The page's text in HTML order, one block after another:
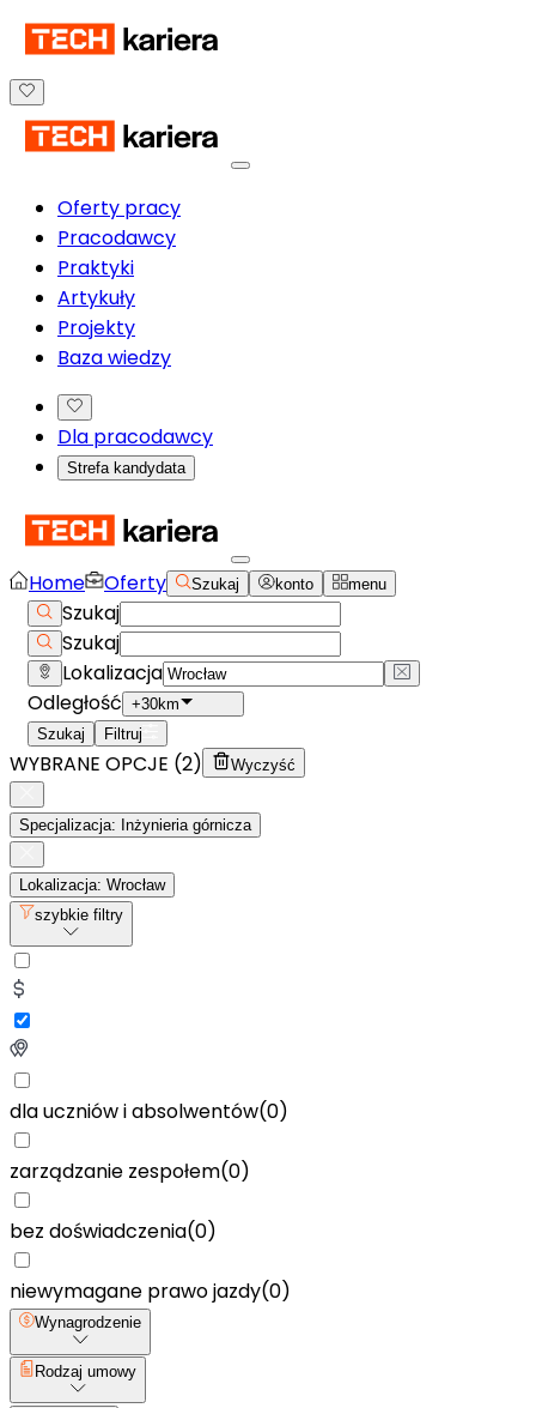
Oferty pracy
Pracodawcy
Praktyki
Artykuły
Projekty
Baza wiedzy
Dla pracodawcy
Strefa kandydata
Home Oferty Szukaj konto menu
Szukaj
Szukaj
Lokalizacja
Odległość +30km
Szukaj
Filtruj
WYBRANE OPCJE (2) Wyczyść
Specjalizacja: Inżynieria górnicza
Lokalizacja: Wrocław
szybkie filtry
dla uczniów i absolwentów(0)
zarządzanie zespołem(0)
bez doświadczenia(0)
niewymagane prawo jazdy(0)
Wynagrodzenie
Rodzaj umowy